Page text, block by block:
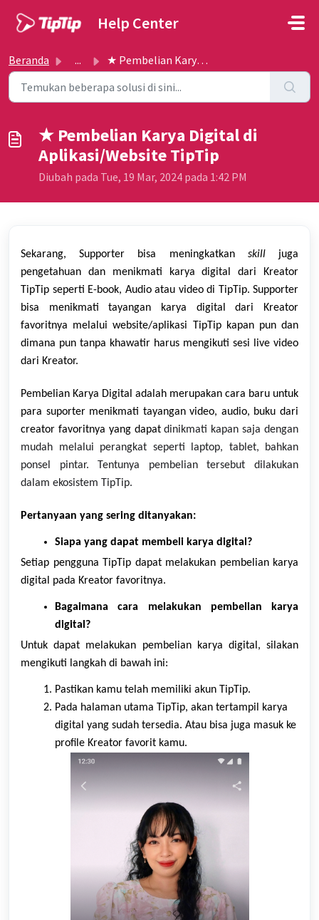
Help Center
Beranda ... ★ Pembelian Karya Digital di Aplikasi/Website TipTip
★ Pembelian Karya Digital di
Aplikasi/Website TipTip
Diubah pada Tue, 19 Mar, 2024 pada 1:42 PM
Sekarang, Supporter bisa meningkatkan skilljuga
pengetahuan dan menikmati karya digital dari Kreator
TipTip seperti E-book, Audio atau video di TipTip. Supporter
bisa menikmati tayangan karya digital dari Kreator
favoritnya melalui website/aplikasi TipTip kapan pun dan
dimana pun tanpa khawatir harus mengikuti sesi live video
dari Kreator.
Pembelian Karya Digital adalah merupakan cara baru untuk
para suporter menikmati tayangan video, audio, buku dari
creator favoritnya yang dapatdinikmati kapan saja dengan
mudah melalui perangkat seperti laptop, tablet, bahkan
ponsel pintar. Tentunya pembelian tersebut dilakukan
dalam ekosistem TipTip.
Pertanyaan yang sering ditanyakan:
Siapa yang dapat membeli karya digital?
Setiap pengguna TipTip dapat melakukan pembelian karya
digital pada Kreator favoritnya.
Bagaimana cara melakukan pembelian karya
digital?
Untuk dapat melakukan pembelian
karya digital, silakan
mengikuti langkah di bawah ini:
Pastikan kamu telah memiliki akun TipTip.
Pada halaman utama TipTip, akan tertampil karya
digital yang sudah tersedia. Atau bisa juga masuk ke
profile Kreator favorit kamu.